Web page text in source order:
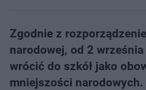
Zgodnie z
narodowej, od 2
wrócić do szkół jako
mniejszości